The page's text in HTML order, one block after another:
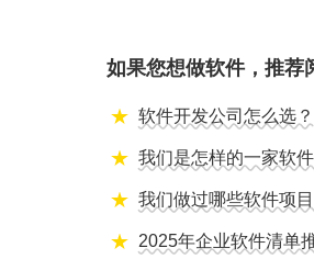
如果您想做软件，推荐
软件开发公司怎么选？
我们是怎样的一家软
我们做过哪些软件项目
2025年企业软件清单